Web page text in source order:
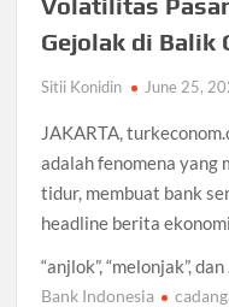
Gejolak di Balik
Sitii Konidin June 25,
JAKARTA,
adalah fenomena yang
tidur, membuat bank
headline berita
“anjlok”, “melonjak”,
Bank Indonesia